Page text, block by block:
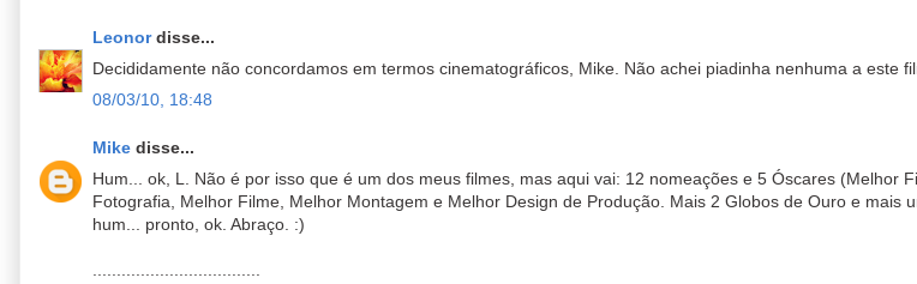
Leonordisse...
Decididamente não concordamos em termos cinematográficos, Mike. Não achei piadinha nenhuma a este
08/03/10, 18:48
Mike disse...
Hum... ok, L. Não é por isso que é um dos meus filmes, mas aqui vai: 12 nomeações e 5 Óscares
Fotografia, Melhor Filme, Melhor Montagem e Melhor Design de Produção. Mais 2 Globos de Ouro e
hum... pronto, ok. Abraço. :)